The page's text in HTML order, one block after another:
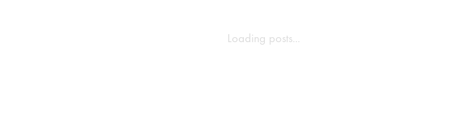
Loading posts...